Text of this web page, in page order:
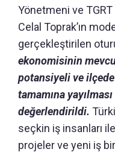
Yönetmeni ve
Celal Toprak’ın
gerçekleştirilen
ekonomisinin
potansiyeli ve
tamamına
değerlendirildi.
seçkin iş insanları
projeler ve yeni iş